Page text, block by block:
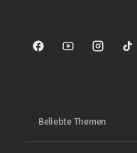
Sparkasse auf Facebook
Sparkasse auf
Beliebte Themen